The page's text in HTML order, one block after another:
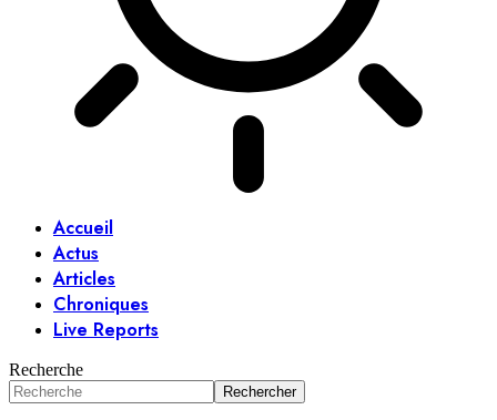
Accueil
Actus
Articles
Chroniques
Live Reports
Recherche